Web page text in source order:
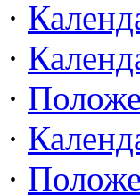
·
·
·
·
·